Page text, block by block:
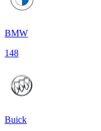
BMW
148
Buick